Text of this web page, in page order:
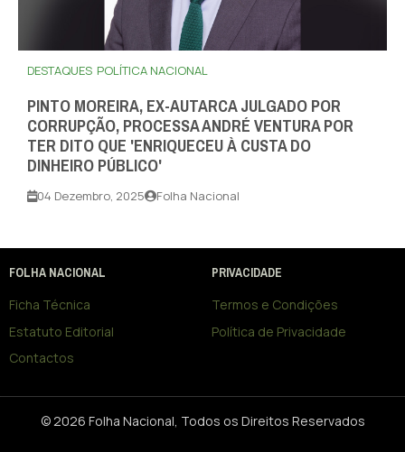
DESTAQUES POLÍTICA NACIONAL
PINTO MOREIRA, EX-AUTARCA JULGADO POR
CORRUPÇÃO, PROCESSA ANDRÉ VENTURA POR
TER DITO QUE 'ENRIQUECEU À CUSTA DO
DINHEIRO PÚBLICO'
04 Dezembro, 2025 Folha Nacional
FOLHA NACIONAL
Ficha Técnica
Estatuto Editorial
Contactos
PRIVACIDADE
Termos e Condições
Política de Privacidade
© 2026 Folha Nacional, Todos os Direitos Reservados